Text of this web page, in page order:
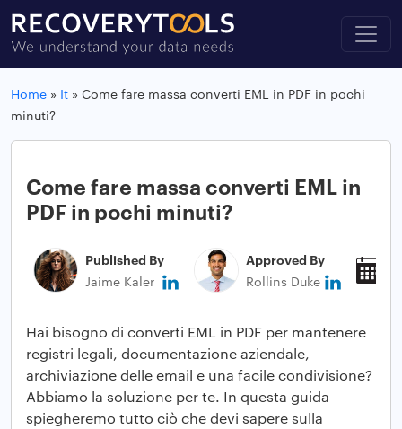
Home » It » Come fare massa converti EML in PDF in pochi
minuti?
Come fare massa converti EML in
PDF in pochi minuti?
Published By
Jaime Kaler
Approved By
Rollins Duke
Hai bisogno di converti EML in PDF per mantenere
registri legali, documentazione aziendale,
archiviazione delle email e una facile condivisione?
Abbiamo la soluzione per te. In questa guida
spiegheremo tutto ciò che devi sapere sulla